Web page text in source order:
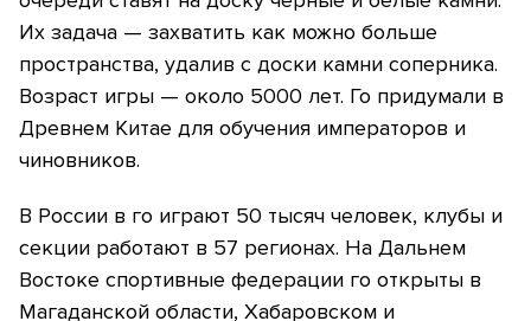
Их задача — захватить как можно больше
пространства, удалив с доски камни соперника.
Возраст игры — около 5000 лет. Го придумали в
Древнем Китае для обучения императоров и
чиновников.
В России в го играют 50 тысяч человек, клубы и
секции работают в 57 регионах. На Дальнем
Востоке спортивные федерации го открыты в
Магаданской области, Хабаровском и